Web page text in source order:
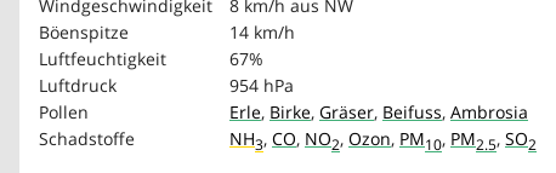
Windgeschwindigkeit
8 km/h aus NW
Böenspitze
14 km/h
Luftfeuchtigkeit
67%
Luftdruck
954 hPa
Pollen
Erle, Birke, Gräser, Beifuss, Ambrosia
Schadstoffe
NH3, CO, NO2, Ozon, PM10, PM2.5, SO2